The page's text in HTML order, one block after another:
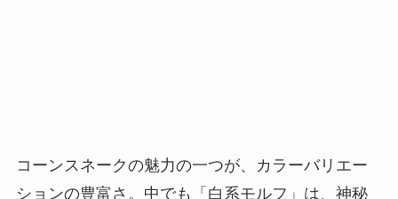
コーンスネークの魅力の一つが、カラーバリエー
ションの豊富さ。中でも「白系モルフ」は、神秘